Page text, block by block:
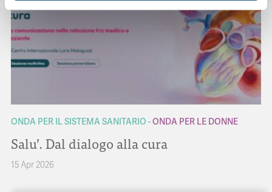
ONDA PER IL SISTEMA SANITARIO ONDA PER LE DONNE
Salu’. Dal dialogo alla cura
15 Apr 2026